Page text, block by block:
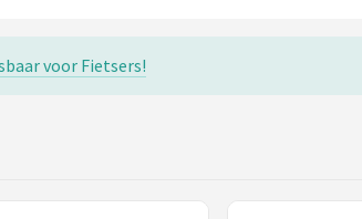
voor Fietsers!